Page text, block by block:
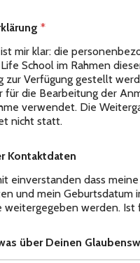
*
mir klar: die
School im Rahmen
für die Bearbeitung der
an
nicht statt.
Kontaktdaten
einverstanden dass meine
und mein Geburtsdatum
der Gruppe weitergegeben werden.
über Deinen